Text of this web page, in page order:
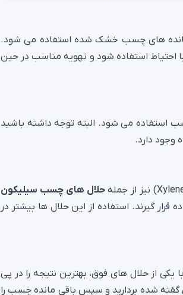
مانده های چسب خشک شده استفاده می شود.
احتیاط استفاده شود و تهویه مناسب در حین
استفاده می شود. البته توجه داشته باشید
دارد.
حلال های چسب سیلیکون
گیرند. استفاده از این حلال ها بیشتر در
یکی از حلال های فوق، بهترین نتیجه را در پی
گفته شده بردارید و سپس باقی مانده چسب را